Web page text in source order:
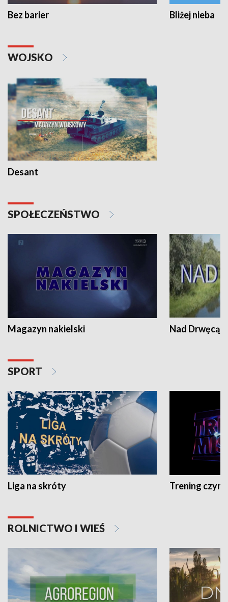
Bez barier Bliżej nieba
WOJSKO
Desant
SPOŁECZEŃSTWO
Magazyn nakielski Nad Drwęcą
SPORT
Liga na skróty Trening czyni
ROLNICTWO I WIEŚ